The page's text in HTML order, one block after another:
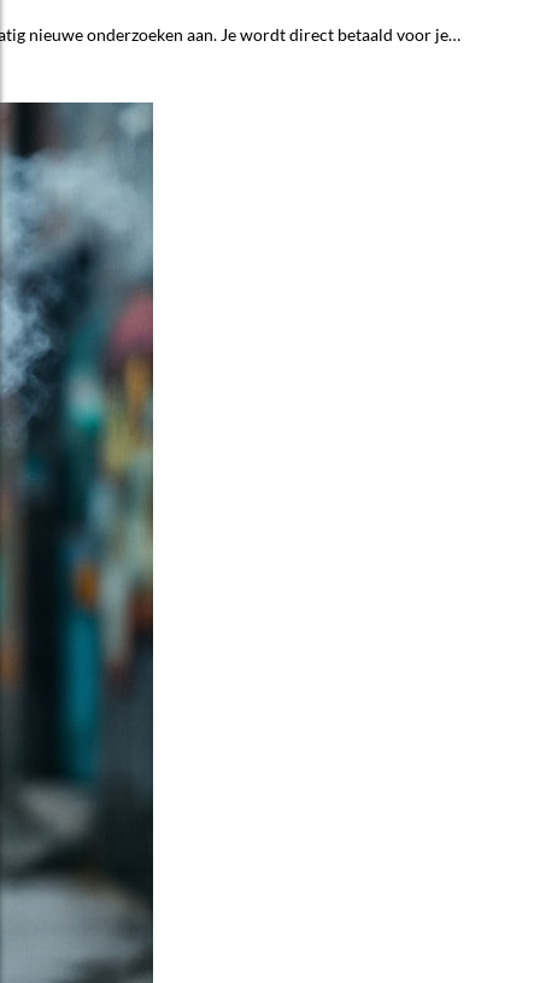
nieuwe onderzoeken aan. Je wordt direct betaald voor je…